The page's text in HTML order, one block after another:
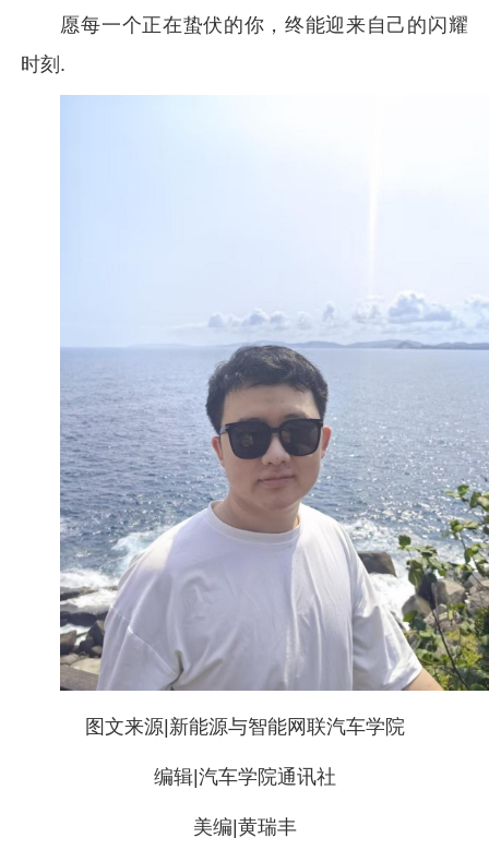
愿每一个正在蛰伏的你，终能迎来自己的闪耀
时刻.
图文来源| 新能源与智能网联汽车学院
编辑| 汽车学院通讯社
美编 |黄瑞丰